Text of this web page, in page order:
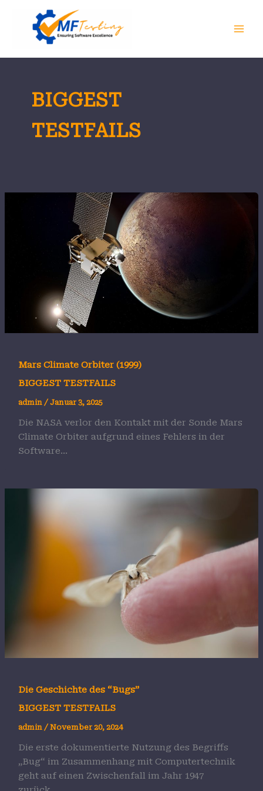
springen
BIGGEST
TESTFAILS
Mars Climate Orbiter (1999)
BIGGEST TESTFAILS
admin /Januar 3, 2025
Die NASA verlor den Kontakt mit der Sonde Mars
Climate Orbiter aufgrund eines Fehlers in der
Software…
Die Geschichte des “Bugs”
BIGGEST TESTFAILS
admin / November 20, 2024
Die erste dokumentierte Nutzung des Begriffs
„Bug“ im Zusammenhang mit Computertechnik
geht auf einen Zwischenfall im Jahr 1947